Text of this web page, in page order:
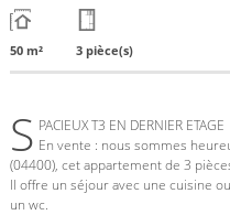
50 m² 3 pièce(s)
S PACIEUX T3 EN DERNIER ETAGE
En vente : nous sommes
(04400), cet appartement de 3
Il offre un séjour avec une cuisine
un wc.